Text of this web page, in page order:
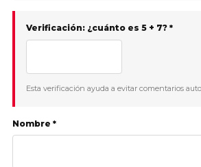
Verificación: ¿cuánto es 5 + 7? *
Esta verificación ayuda a evitar comentarios
Nombre *